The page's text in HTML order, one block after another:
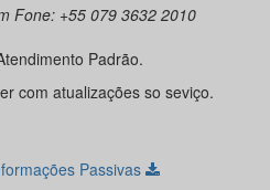
Fone: +55 079 3632 2010
Padrão.
com atualizações so seviço.
Passivas